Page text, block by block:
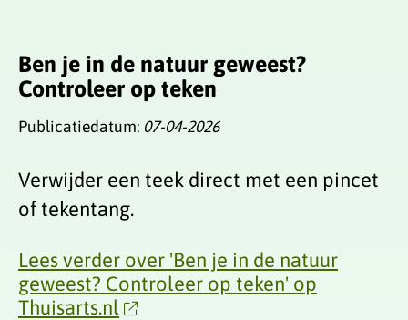
Ben je in de natuur geweest?
Controleer op teken
Publicatiedatum: 07-04-2026
Verwijder een teek direct met een pincet
of tekentang.
Lees verder over 'Ben je in de natuur
geweest? Controleer op teken' op
Thuisarts.nl